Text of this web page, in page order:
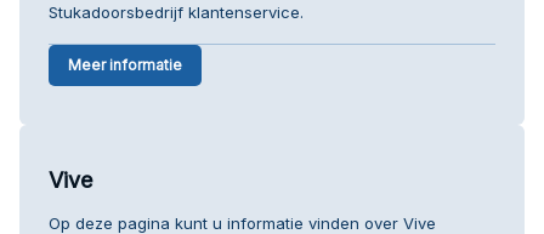
Stukadoorsbedrijf klantenservice.
Meer informatie
Vive
Op deze pagina kunt u informatie vinden over Vive